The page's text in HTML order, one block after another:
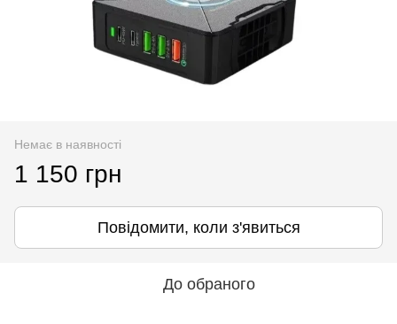
Немає в наявності
1 150 грн
Повідомити, коли з'явиться
До обраного